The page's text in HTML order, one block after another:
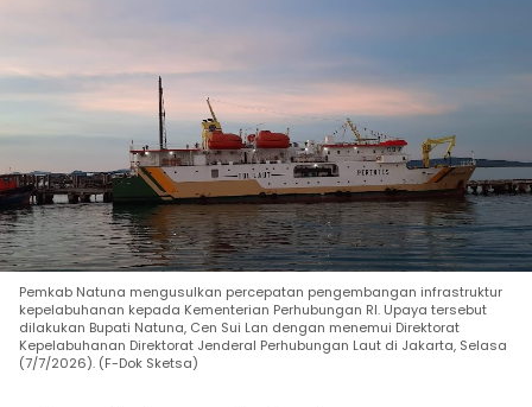
Pemkab Natuna mengusulkan percepatan pengembangan infrastruktur
kepelabuhanan kepada Kementerian Perhubungan RI. Upaya tersebut
dilakukan Bupati Natuna, Cen Sui Lan dengan menemui Direktorat
Kepelabuhanan Direktorat Jenderal Perhubungan Laut di Jakarta, Selasa
(7/7/2026). (F-Dok Sketsa)